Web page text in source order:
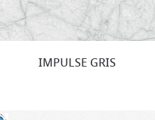
IMPULSE GRIS